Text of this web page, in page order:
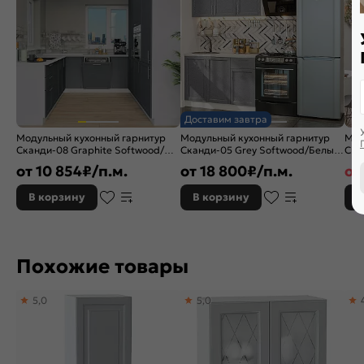
Модульный кухонный гарнитур
Сканди-08 Graphite Softwood/
Белый | 240/258 см
от10 854₽/п.м.
В корзину
Доставим завтра
Модульный кухонный гарнитур
Сканди-05 Grey Softwood/Белый
от18 800₽/п.м.
В корзину
от
Похожие товары
5,0 5,0